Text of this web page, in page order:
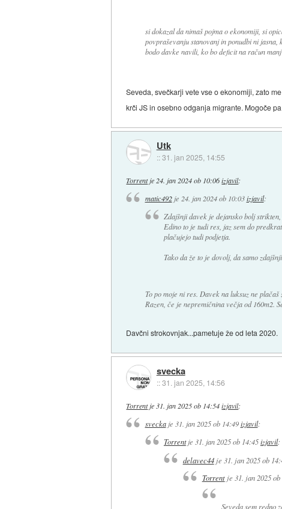
si dokazal da nimaš pojma o ekonomiji, si
povpraševanju stanovanj in ponudbi ni
bodo davke navili, ko bo deficit na račun
Seveda, svečkarji vete vse o ekonomiji, zato
krči JS in osebno odganja migrante. Mogoče
Utk
::31. jan 2025, 14:55
Torrentje 24. jan 2024 ob 10:06 izjavil:
matic492je 24. jan 2024 ob 10:03 izjavil:
Zdajšnji davek je dejansko bolj
Edino to je tudi res, jaz sem do
plačujejo tudi podjetja.
Tako da že to je dovolj, da samo
To po moje ni res. Davek na luksuz ne
Razen, če je nepremičnina večja od 160m2.
Davčni strokovnjak...pametuje že od leta 2020.
svecka
::31. jan 2025, 14:56
Torrentje 31. jan 2025 ob 14:54 izjavil:
sveckaje 31. jan 2025 ob 14:49 izjavil:
Torrentje 31. jan 2025 ob 14:45izjavil:
delavec44je 31. jan 2025 ob
Torrentje 31. jan 2025
Seveda sem redno